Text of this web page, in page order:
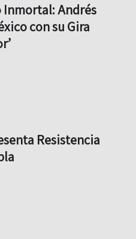
Inmortal: Andrés
con su Gira
Resistencia